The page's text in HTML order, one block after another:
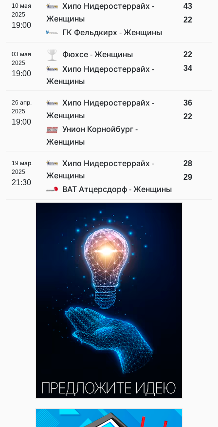
10 мая
2025
19:00
Хипо Нидеростеррайх -
Женщины
ГК Фельдкирх - Женщины
43
22
03 мая
2025
19:00
Фюхсе - Женщины
Хипо Нидеростеррайх -
Женщины
22
34
26 апр.
2025
19:00
Хипо Нидеростеррайх -
Женщины
Унион Корнойбург -
Женщины
36
22
19 мар.
2025
21:30
Хипо Нидеростеррайх -
Женщины
ВАТ Атцерсдорф - Женщины
28
29